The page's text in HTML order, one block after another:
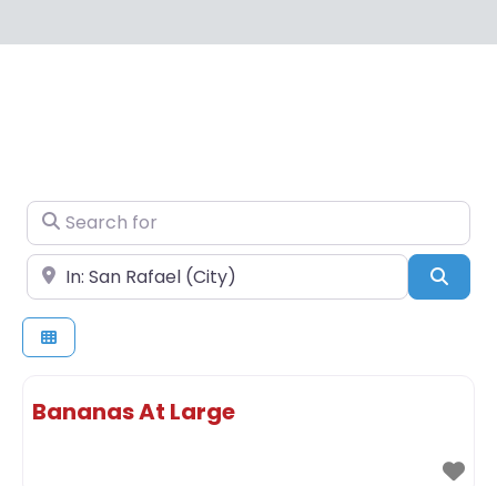
Search for
Near
Bananas At Large